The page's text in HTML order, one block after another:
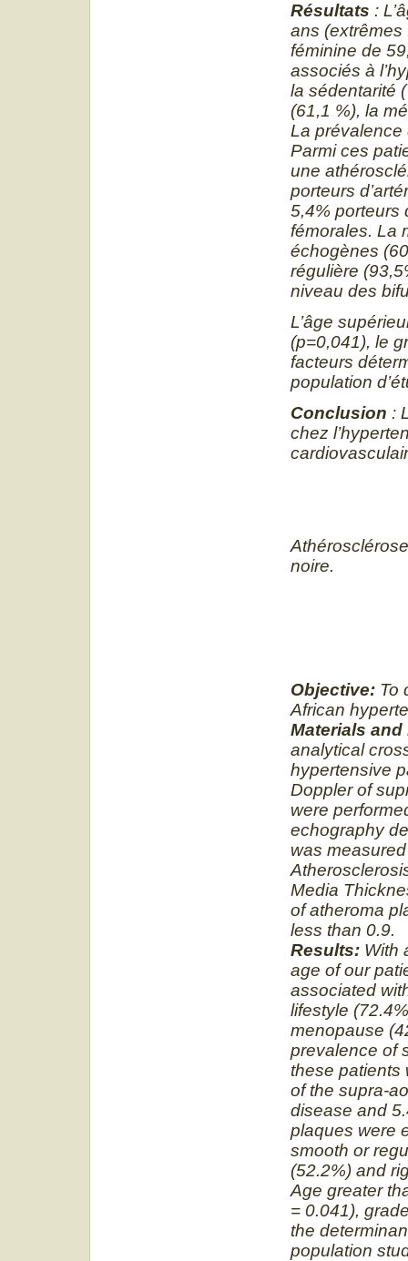
Résultats :
ans
féminine de
associés à
la sédentarité
(61,1 %), la
La prévalence
Parmi ces
une
porteurs
5,4% porteurs
fémorales. La
échogènes
régulière
niveau des
L’âge
(p=0,041), le
facteurs
population
Conclusion :
chez
noire.
Objective: To
African
Materials and
analytical
hypertensive
Doppler of
were
echography
was
Media
of atheroma
less than 0.9.
Results: With
age of our
associated
lifestyle
menopause
prevalence of
these patients
of the supra-
disease and
plaques were
smooth or
(52.2%) and
Age greater
= 0.041),
the
population